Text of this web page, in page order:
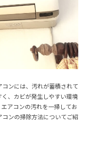
ンには、汚れが蓄積されて
、カビが発生しやすい環境
アコンの汚れを一掃してお
ンの掃除方法についてご紹